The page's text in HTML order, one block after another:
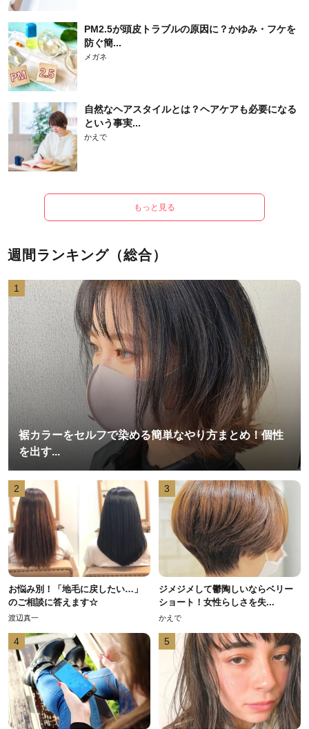
PM2.5が頭皮トラブルの原因に？かゆみ・フケを
防ぐ簡...
メガネ
自然なヘアスタイルとは？ヘアケアも必要になる
という事実...
かえで
もっと見る
週間ランキング（総合）
1
裾カラーをセルフで染める簡単なやり方まとめ！個性
を出す...
2
お悩み別！「地毛に戻したい…」
のご相談に答えます☆
渡辺真一
3
ジメジメして鬱陶しいならベリー
ショート！女性らしさを失...
かえで
4 5